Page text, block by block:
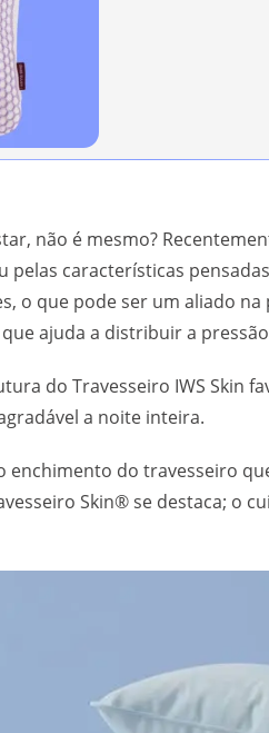
não é mesmo?
pelas características
o que pode ser um aliado
ajuda a distribuir a
do Travesseiro IWS Skin
a noite inteira.
do travesseiro
Skin® se destaca; o